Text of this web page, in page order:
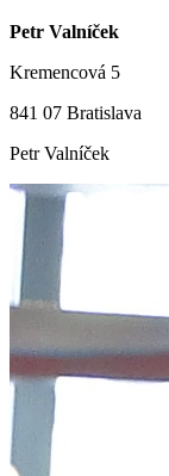
Petr Valníček
Kremencová 5
841 07 Bratislava
Petr Valníček